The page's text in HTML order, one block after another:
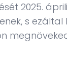
2025.
s